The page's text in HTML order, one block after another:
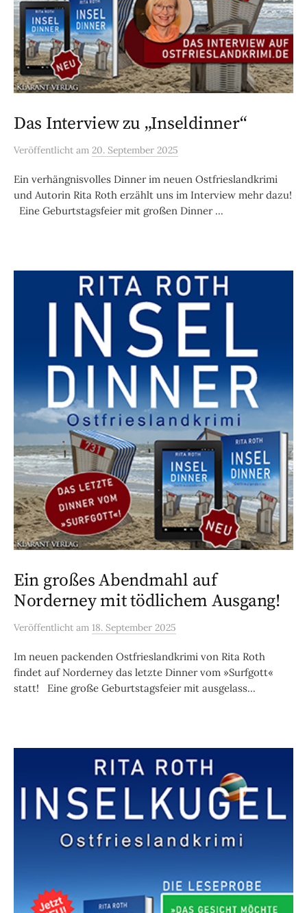
Das Interview zu „Inseldinner“
Veröffentlicht am 20. September 2025
Ein verhängnisvolles Dinner im neuen Ostfrieslandkrimi
und Autorin Rita Roth erzählt uns im Interview mehr dazu!
Eine Geburtstagsfeier mit großen Dinner ...
Ein großes Abendmahl auf
Norderney mit tödlichem Ausgang!
Veröffentlicht am 18. September 2025
Im neuen packenden Ostfrieslandkrimi von Rita Roth
findet auf Norderney das letzte Dinner vom »Surfgott«
statt! Eine große Geburtstagsfeier mit ausgelass...